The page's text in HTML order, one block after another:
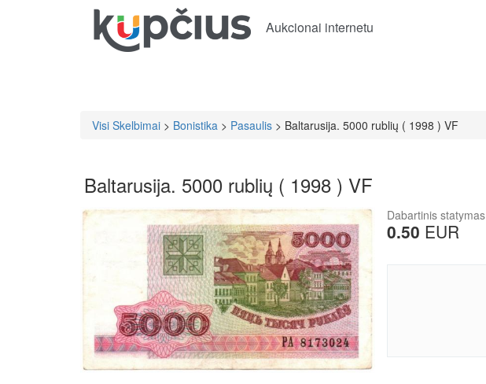
Aukcionai internetu
Visi Skelbimai > Bonistika > Pasaulis > Baltarusija. 5000 rublių ( 1998 ) VF
Baltarusija. 5000 rublių ( 1998 ) VF
Dabartinis statymas
0.50 EUR